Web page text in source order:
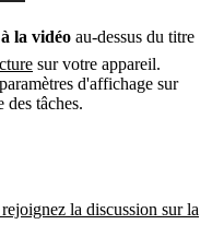
la vidéo au-dessus du titre
sur votre appareil.
d'affichage sur
tâches.
la discussion sur la